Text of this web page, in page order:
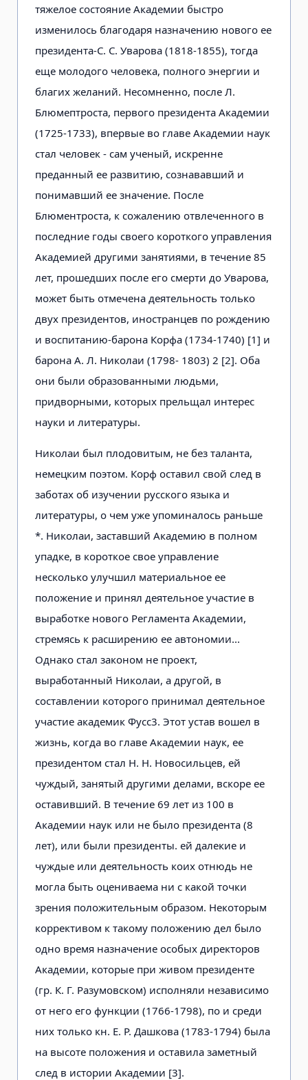
тяжелое состояние Академии быстро
изменилось благодаря назначению нового ее
президента-С. С. Уварова (1818-1855), тогда
еще молодого человека, полного энергии и
благих желаний. Несомненно, после Л.
Блюмептроста, первого президента Академии
(1725-1733), впервые во главе Академии наук
стал человек - сам ученый, искренне
преданный ее развитию, сознававший и
понимавший ее значение. После
Блюментроста, к сожалению отвлеченного в
последние годы своего короткого управления
Академией другими занятиями, в течение 85
лет, прошедших после его смерти до Уварова,
может быть отмечена деятельность только
двух президентов, иностранцев по рождению
и воспитанию-барона Корфа (1734-1740) [1] и
барона А. Л. Николаи (1798- 1803) 2 [2]. Оба
они были образованными людьми,
придворными, которых прельщал интерес
науки и литературы.
Николаи был плодовитым, не без таланта,
немецким поэтом. Корф оставил свой след в
заботах об изучении русского языка и
литературы, о чем уже упоминалось раньше
*. Николаи, заставший Академию в полном
упадке, в короткое свое управление
несколько улучшил материальное ее
положение и принял деятельное участие в
выработке нового Регламента Академии,
стремясь к расширению ее автономии...
Однако стал законом не проект,
выработанный Николаи, а другой, в
составлении которого принимал деятельное
участие академик Фусс3. Этот устав вошел в
жизнь, когда во главе Академии наук, ее
президентом стал Н. Н. Новосильцев, ей
чуждый, занятый другими делами, вскоре ее
оставивший. В течение 69 лет из 100 в
Академии наук или не было президента (8
лет), или были президенты. ей далекие и
чуждые или деятельность коих отнюдь не
могла быть оцениваема ни с какой точки
зрения положительным образом. Некоторым
коррективом к такому положению дел было
одно время назначение особых директоров
Академии, которые при живом президенте
(гр. К. Г. Разумовском) исполняли независимо
от него его функции (1766-1798), по и среди
них только кн. Е. Р. Дашкова (1783-1794) была
на высоте положения и оставила заметный
след в истории Академии [3].